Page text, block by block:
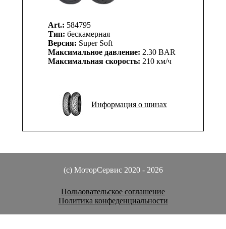
Art.: 584795
Тип: бескамерная
Версия: Super Soft
Максимальное давление: 2.30 BAR
Максимальная скорость: 210 км/ч
Информация о шинах
(c) МоторСервис 2020 - 2026
Пользовательское соглашение
Политика конфеденциальности